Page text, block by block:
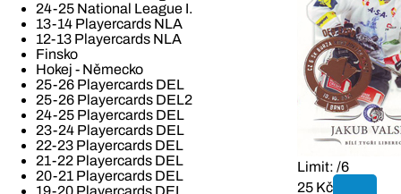
24-25 National League I.
13-14 Playercards NLA
12-13 Playercards NLA
Finsko
Hokej - Německo
25-26 Playercards DEL
25-26 Playercards DEL2
24-25 Playercards DEL
23-24 Playercards DEL
22-23 Playercards DEL
21-22 Playercards DEL
20-21 Playercards DEL
19-20 Playercards DEL
Limit: /6
25 Kč